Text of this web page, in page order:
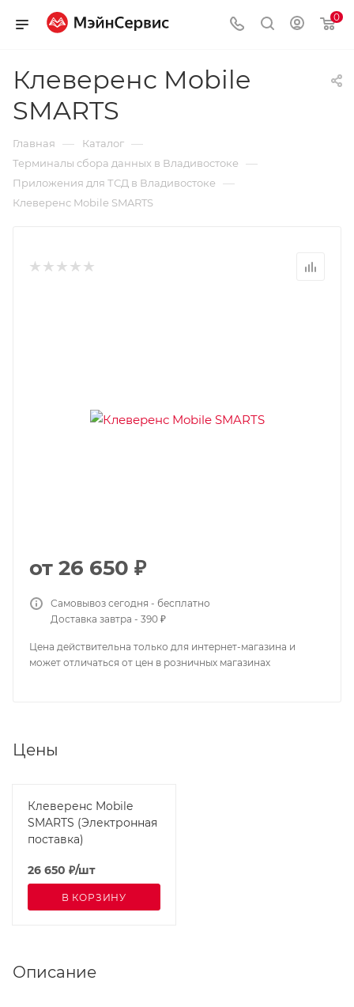
0
Клеверенс Mobile
SMARTS
Главная — Каталог —
Терминалы сбора данных в Владивостоке —
Приложения для ТСД в Владивостоке —
Клеверенс Mobile SMARTS
от 26 650 ₽
Самовывоз сегодня - бесплатно
Доставка завтра - 390 ₽
Цена действительна только для интернет-магазина и
может отличаться от цен в розничных магазинах
Цены
Клеверенс Mobile
SMARTS (Электронная
поставка)
26 650 ₽/шт
В КОРЗИНУ
Описание